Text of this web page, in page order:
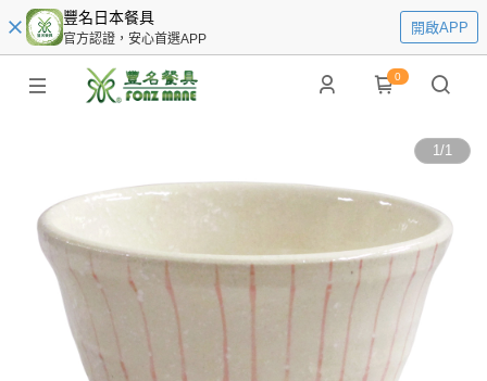
豐名日本餐具
官方認證，安心首選APP
開啟APP
0
1/1